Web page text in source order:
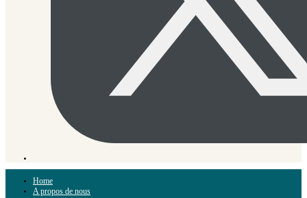
Home
A propos de nous